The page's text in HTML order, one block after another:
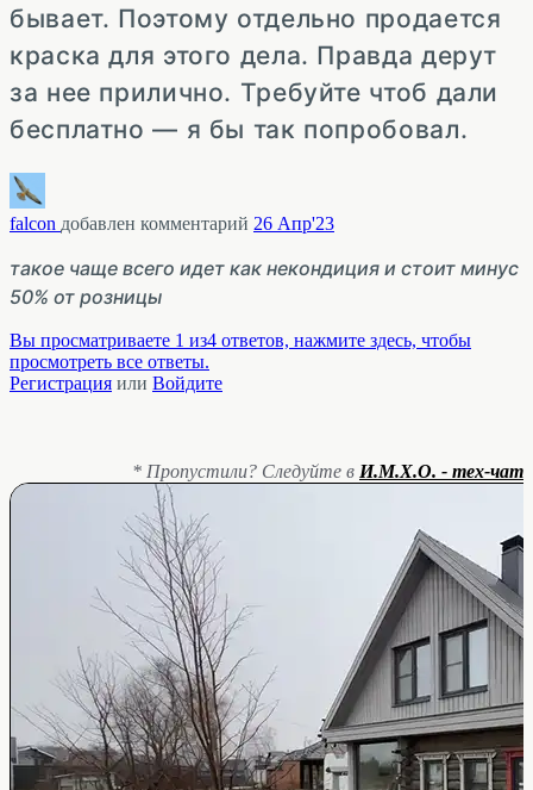
бывает. Поэтому отдельно продается
краска для этого дела. Правда дерут
за нее прилично. Требуйте чтоб дали
бесплатно — я бы так попробовал.
falcon добавлен комментарий 26 Апр'23
такое чаще всего идет как некондиция и стоит минус
50% от розницы
Вы просматриваете 1 из4 ответов, нажмите здесь, чтобы
просмотреть все ответы.
Регистрация или Войдите
* Пропустили? Следуйте в И.М.Х.О. - тех-чат